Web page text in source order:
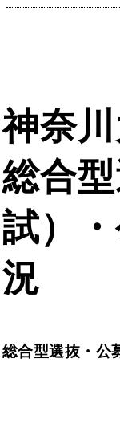
神奈
総合
試）
況
総合型選抜・公